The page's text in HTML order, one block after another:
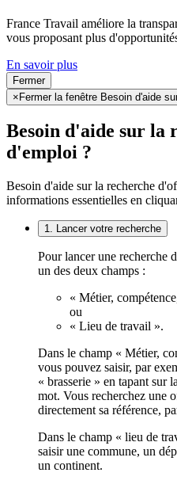
France Travail améliore la
vous proposant plus
En savoir plus
Fermer
×Fermer la fenêtre Besoin d'aide
Besoin d'aide sur la
d'emploi ?
Besoin d'aide sur la recherche
informations essentielles en
1. Lancer votre recherche
Pour lancer une recherche
un des deux champs :
« Métier,
ou
« Lieu de travail ».
Dans le champ « Métier,
vous pouvez saisir, par
« brasserie » en tapant sur
mot. Vous recherchez une
directement sa référence,
Dans le champ « lieu de
saisir une commune, un
un continent.